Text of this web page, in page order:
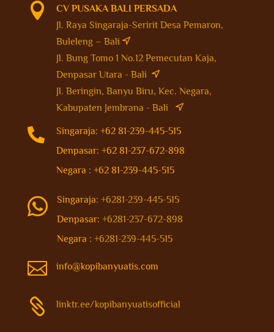

CV PUSAKA BALI PERSADA
Jl. Raya Singaraja-Seririt Desa Pemaron,
Buleleng – Bali
Jl. Bung Tomo 1 No.12 Pemecutan Kaja,
Denpasar Utara - Bali
Jl. Beringin, Banyu Biru, Kec. Negara,
Kabupaten Jembrana - Bali

Singaraja: +62 81-239-445-515
Denpasar: +62 81-237-672-898
Negara : +62 81-239-445-515
 Singaraja: +6281-239-445-515
Denpasar: +6281-237-672-898
Negara : +6281-239-445-515
 info@kopibanyuatis.com
 linktr.ee/kopibanyuatisofficial